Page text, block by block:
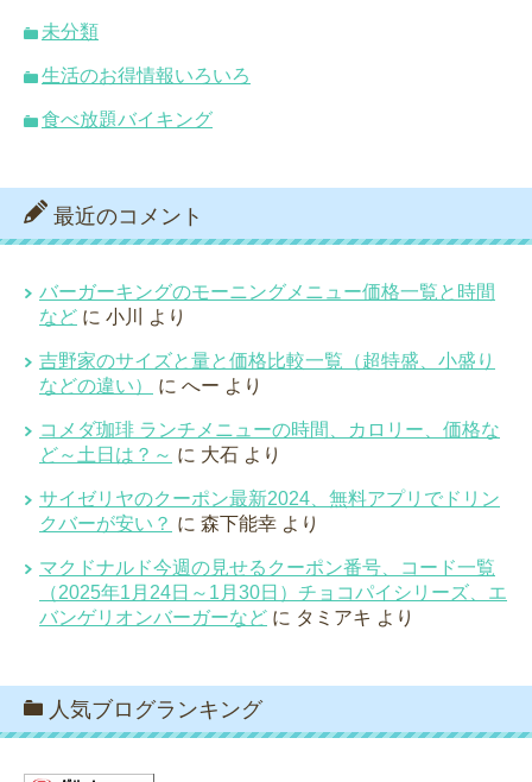
未分類
生活のお得情報いろいろ
食べ放題バイキング
最近のコメント
バーガーキングのモーニングメニュー価格一覧と時間
など に 小川 より
吉野家のサイズと量と価格比較一覧（超特盛、小盛り
などの違い）
に へー より
コメダ珈琲 ランチメニューの時間、カロリー、価格な
ど～土日は？～ に 大石 より
サイゼリヤのクーポン最新2024、無料アプリでドリン
クバーが安い？ に 森下能幸 より
マクドナルド今週の見せるクーポン番号、コード一覧
（2025年1月24日～1月30日）チョコパイシリーズ、エ
バンゲリオンバーガーなど に タミアキ より
人気ブログランキング